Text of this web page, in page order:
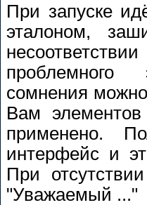
При запуске
эталоном,
сомнения
Вам
применено.
интерфейс и
При
"Уважаемый ..."